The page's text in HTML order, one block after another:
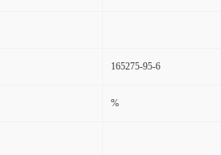
165275-95-6
%